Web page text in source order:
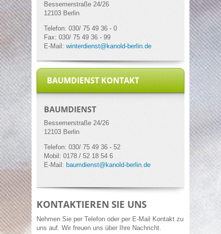
Bessemerstraße 24/26
12103 Berlin
Telefon: 030/ 75 49 36 - 0
Fax: 030/ 75 49 36 - 99
E-Mail: winterdienst@kanold-berlin.de
BAUMDIENST KONTAKT
BAUMDIENST
Bessemerstraße 24/26
12103 Berlin
Telefon: 030/ 75 49 36 - 52
Mobil: 0178 / 52 18 54 6
E-Mail: baumdienst@kanold-berlin.de
KONTAKTIEREN SIE UNS
Nehmen Sie per Telefon oder per E-Mail Kontakt zu
uns auf. Wir freuen uns über Ihre Nachricht.